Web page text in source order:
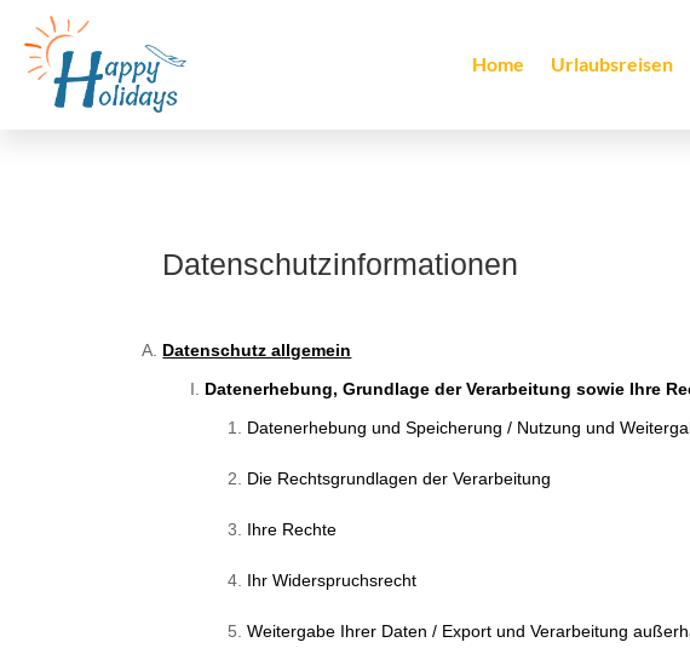
Home Urlaubsreisen
Datenschutzinformationen
Datenschutz allgemein
Datenerhebung, Grundlage der Verarbeitung sowie Ihre
Datenerhebung und Speicherung / Nutzung und
Die Rechtsgrundlagen der Verarbeitung
Ihre Rechte
Ihr Widerspruchsrecht
Weitergabe Ihrer Daten / Export und Verarbeitung